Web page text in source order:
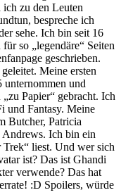
zu den Leuten
bespreche ich
sehe. Ich bin seit 16
so „legendäre“ Seiten
geschrieben.
Meine ersten
unternommen und
Papier“ gebracht. Ich
und Fantasy. Meine
Butcher, Patricia
Ich bin ein
liest. Und wer sich
ist? Das ist Ghandi
verwende? Das hat
:D Spoilers, würde